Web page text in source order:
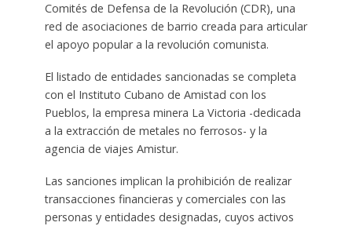
Comités de Defensa de la Revolución (CDR), una
red de asociaciones de barrio creada para articular
el apoyo popular a la revolución comunista.
El listado de entidades sancionadas se completa
con el Instituto Cubano de Amistad con los
Pueblos, la empresa minera La Victoria -dedicada
a la extracción de metales no ferrosos- y la
agencia de viajes Amistur.
Las sanciones implican la prohibición de realizar
transacciones financieras y comerciales con las
personas y entidades designadas, cuyos activos